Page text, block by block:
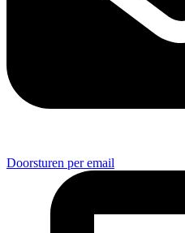
Doorsturen per email